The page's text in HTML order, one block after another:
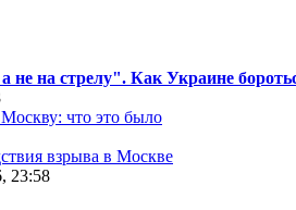
не на стрелу". Как Украине
что это было
взрыва в Москве
23:58